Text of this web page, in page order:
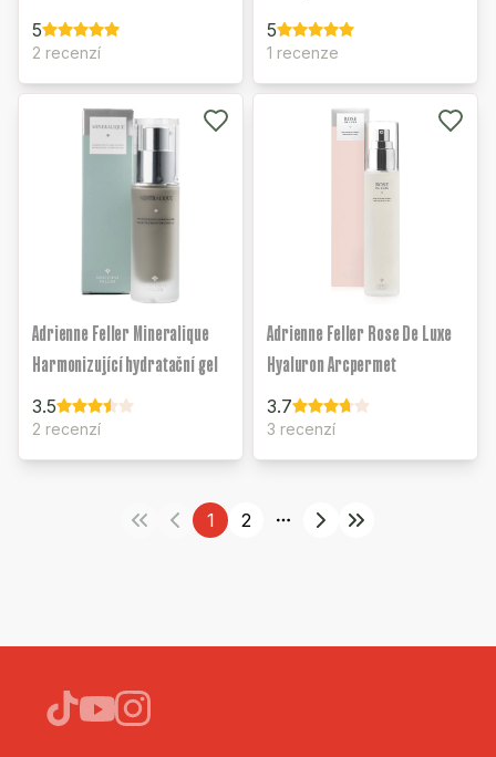
5
2 recenzí
5
1 recenze
Adrienne Feller Mineralique
Harmonizující hydratační gel
3.5
2 recenzí
Adrienne Feller Rose De Luxe
Hyaluron Arcpermet
3.7
3 recenzí
1 2
More pages